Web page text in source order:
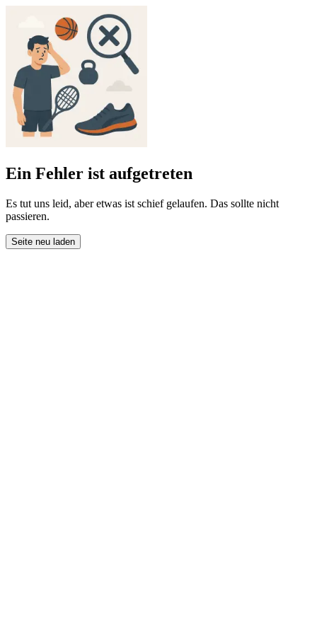
Ein Fehler ist aufgetreten
Es tut uns leid, aber etwas ist schief gelaufen. Das sollte nicht
passieren.
Seite neu laden